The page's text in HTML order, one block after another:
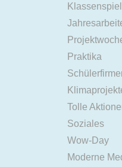
Praktika
Tolle
Soziales
Wow-Day
Moderne